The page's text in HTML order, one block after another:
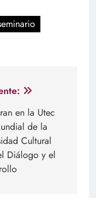
en la Utec
de la
Cultural
Diálogo y el